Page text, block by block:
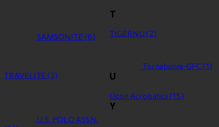
SAMSONITE (6)
T
TIGERNU (2)
Tornabuoni-GFC (1)
TRAVELITE (3) U
U.S. POLO ASSN.
Ucon Acrobatics (15)
Y